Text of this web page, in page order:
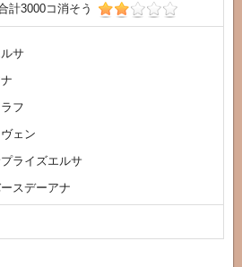
計3000コ消そう
サ
フ
ェン
ライズエルサ
スデーアナ